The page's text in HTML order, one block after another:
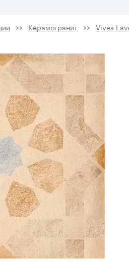
Керамогранит Vives